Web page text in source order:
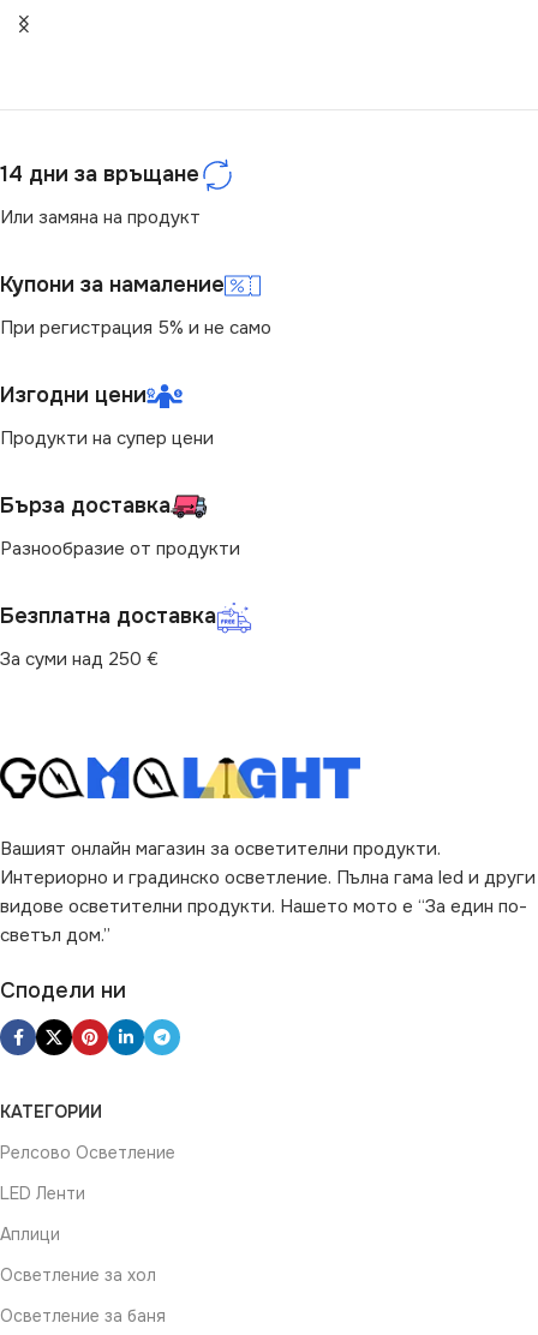
БРОЙ ФАСУНГИ 1
ПРЕДНАЗНАЧЕНИЕ
220V
14 дни за връщане
Или замяна на продукт
Купони за намаление
При регистрация 5% и не само
Изгодни цени
Продукти на супер цени
Бърза доставка
Разнообразие от продукти
Безплатна доставка
За суми над 250 €
Вашият онлайн магазин за осветителни продукти.
Интериорно и градинско осветление. Пълна гама led и други
видове осветителни продукти. Нашето мото е “За един по-
светъл дом.”
Сподели ни
КАТЕГОРИИ
Релсово Осветление
LED Ленти
Аплици
Осветление за хол
Осветление за баня